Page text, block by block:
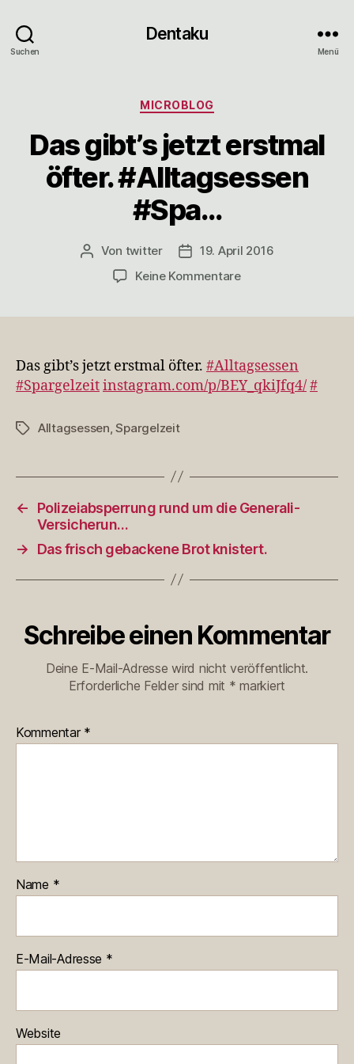
Suchen
Dentaku
Menü
Kategorien
MICROBLOG
Das gibt’s jetzt erstmal
öfter. #Alltagsessen
#Spa…
Beitragsautor
Von twitter Veröffentlichungsdatum
19. April 2016
Keine Kommentarezu
öfter.
#Alltagsessen
#Spa…
Das gibt’s jetzt erstmal öfter. #Alltagsessen
#Spargelzeitinstagram.com/p/BEY_qkiJfq4/#
Schlagwörter
Alltagsessen ,Spargelzeit
←
Polizeiabsperrung rund um die Generali-
Versicherun…
→
Das frisch gebackene Brot knistert.
Schreibe einen Kommentar
Deine E-Mail-Adresse wird nicht veröffentlicht.
Erforderliche Felder sind mit * markiert
Kommentar *
Name *
E-Mail-Adresse *
Website